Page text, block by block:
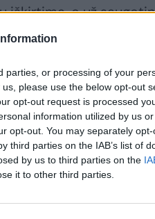
parties, or processing of your
please use the below opt-out
opt-out request is processed
information utilized by us
opt-out. You may separately
third parties on the IAB’s list of
by us to third parties on the
it to other third parties.
iškirtimą, o už
pataisą, už saugotinų
ir 200–900 eurų
įspėjimu arba
asmenims. Tokią
medžius būtų